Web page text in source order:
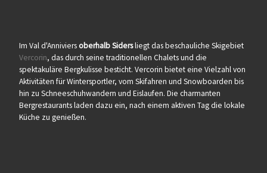
Im Val d'Anniviersoberhalb Sidersliegt das beschauliche Skigebiet
Vercorin, das durch seine traditionellen Chalets und die
spektakuläre Bergkulisse besticht. Vercorin bietet eine Vielzahl von
Aktivitäten für Wintersportler, vom Skifahren und Snowboarden bis
hin zu Schneeschuhwandern und Eislaufen. Die charmanten
Bergrestaurants laden dazu ein, nach einem aktiven Tag die lokale
Küche zu genießen.